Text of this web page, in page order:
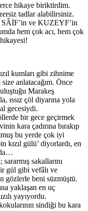
hikaye biriktirdim.
tadlar alabilirsiniz.
SÂİF’in ve KUZEYF’in
hem çok acı, hem çok
kumları gibi zihnime
size anlatacağım. Önce
Marakeş
ıssız çöl diyarına yola
gecesiydi.
bir gece geçirmek
kara çadırına bırakıp
bu yerde çok iyi
kızıl gülü’ diyorlardı, en
sakallarını
gül gibi vefâlı ve
gözlerle beni süzmüştü.
yaklaşan en uç
yayıyordu.
sindiği bu kara